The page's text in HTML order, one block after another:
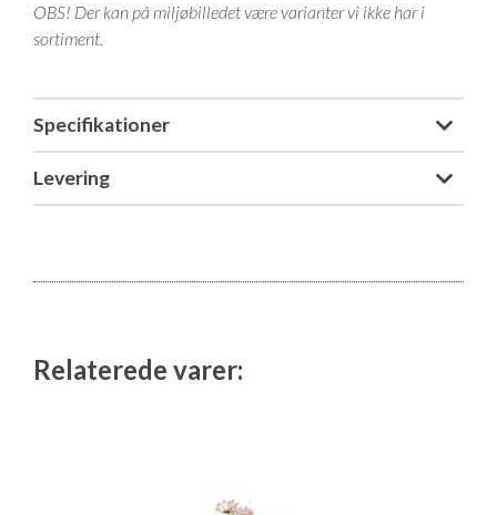
GPDR - Optagelse af foto og video
GPDR - KG Camping Kundeklub
OBS! Der kan på miljøbilledet være varianter vi ikke har i
sortiment.
Specifikationer
Levering
Relaterede varer: